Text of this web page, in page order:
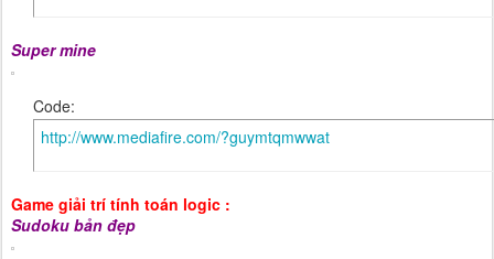
Super mine
Code:
http://www.mediafire.com/?guymtqmwwat
Game giải trí tính toán logic :
Sudoku bản đẹp